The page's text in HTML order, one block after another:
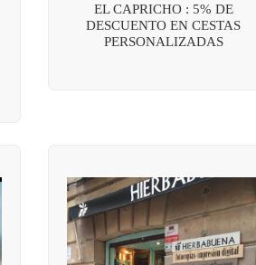
EL CAPRICHO : 5% DE
DESCUENTO EN CESTAS
PERSONALIZADAS